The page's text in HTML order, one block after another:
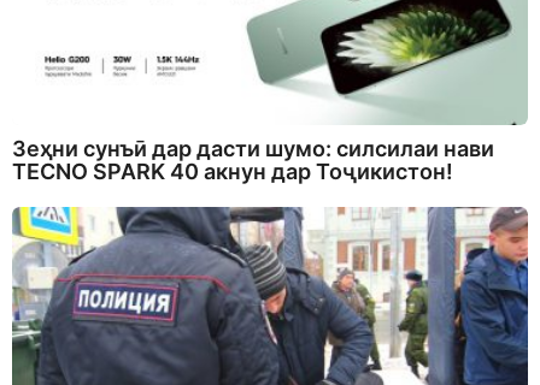
Зеҳни сунъӣ дар дасти шумо: силсилаи нави
TECNO SPARK 40 акнун дар Тоҷикистон!